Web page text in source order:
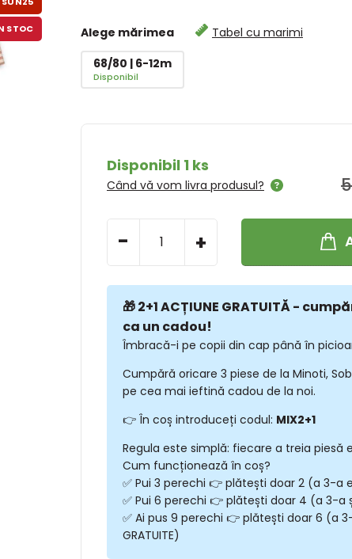
Alege mărimea
Tabel cu marimi
68/80 | 6-12m
Disponibil
Disponibil 1 ks
Când vă vom livra produsul?
- +
🎁 2+1 ACȚIUNE GRATUITĂ -
ca un cadou!
Îmbracă-i pe copii din cap până în
Cumpără oricare 3 piese de la Minoti,
pe cea mai ieftină cadou de la noi.
👉 În coș introduceți codul: MIX2+1
Regula este simplă: fiecare a treia piesă
Cum funcționează în coș?
✅ Pui 3 perechi 👉 plătești doar 2 (a 3-a
✅ Pui 6 perechi 👉 plătești doar 4 (a 3-a
✅ Ai pus 9 perechi 👉 plătești doar 6 (a
GRATUITE)
STOC